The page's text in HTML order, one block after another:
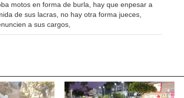
motos en forma de burla, hay que enpesar a
de sus lacras, no hay otra forma jueces,
a sus cargos,